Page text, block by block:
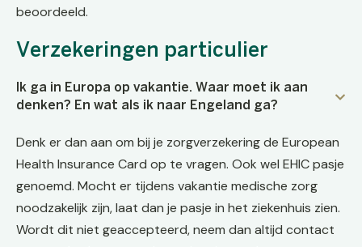
beoordeeld.
Verzekeringen particulier
Ik ga in Europa op vakantie. Waar moet ik aan
denken? En wat als ik naar Engeland ga?
Denk er dan aan om bij je zorgverzekering de European
Health Insurance Card op te vragen. Ook wel EHIC pasje
genoemd. Mocht er tijdens vakantie medische zorg
noodzakelijk zijn, laat dan je pasje in het ziekenhuis zien.
Wordt dit niet geaccepteerd, neem dan altijd contact